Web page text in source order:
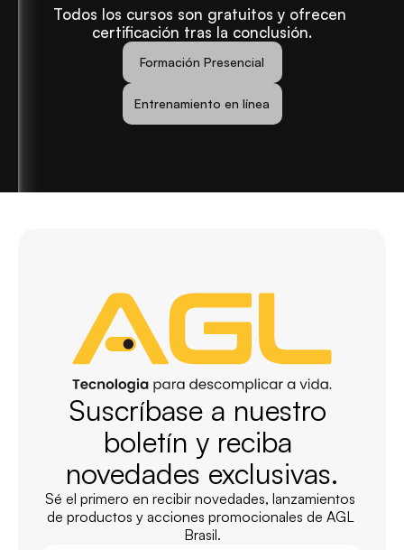
Todos los cursos son gratuitos y ofrecen
certificación tras la conclusión.
Formación Presencial
Entrenamiento en línea
Suscríbase a nuestro
boletín y reciba
novedades exclusivas.
Sé el primero en recibir novedades, lanzamientos
de productos y acciones promocionales de AGL
Brasil.